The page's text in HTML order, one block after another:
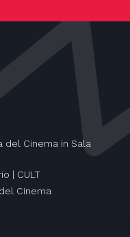
del Cinema in Sala
| CULT
Cinema